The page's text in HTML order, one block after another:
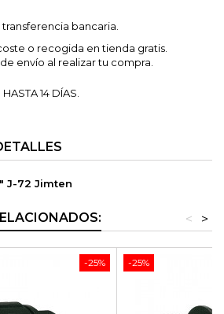
transferencia bancaria.
o recogida en tienda gratis.
envío al realizar tu compra.
14 DÍAS.
J-72 Jimten
>
<
-25% -25%